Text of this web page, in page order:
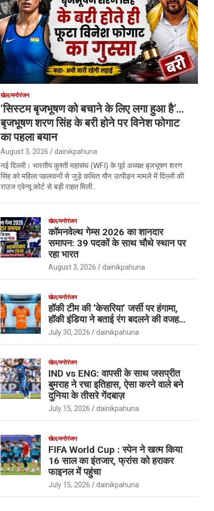
खेल/मनोरंजन
‘सिस्टम बृजभूषण को बचाने के लिए लगा हुआ है’…
बृजभूषण शरण सिंह के बरी होने पर विनेश फोगाट
का पहला बयान
August 3, 2026 dainikpahuna
नई दिल्ली। भारतीय कुश्ती महासंघ (WFI) के पूर्व अध्यक्ष बृजभूषण शरण
सिंह को महिला पहलवानों से जुड़े कथित यौन उत्पीड़न मामले में दिल्ली की
राउज एवेन्यू कोर्ट से बड़ी राहत मिली…
खेल/मनोरंजन
कॉमनवेल्थ गेम्स 2026 का शानदार
समापन: 39 पदकों के साथ चौथे स्थान पर
रहा भारत
August 3, 2026 dainikpahuna
खेल/मनोरंजन
हॉकी टीम की ‘केसरिया’ जर्सी पर हंगामा,
हॉकी इंडिया ने बताई रंग बदलने की वजह…
July 30, 2026 dainikpahuna
खेल/मनोरंजन
IND vs ENG: वापसी के साथ जसप्रीत
बुमराह ने रचा इतिहास, ऐसा करने वाले बने
दुनिया के तीसरे गेंदबाज़
July 15, 2026 dainikpahuna
खेल/मनोरंजन
FIFA World Cup : स्पेन ने खत्म किया
16 साल का इंतजार, फ्रांस को हराकर
फाइनल में पहुंचा
July 15, 2026 dainikpahuna